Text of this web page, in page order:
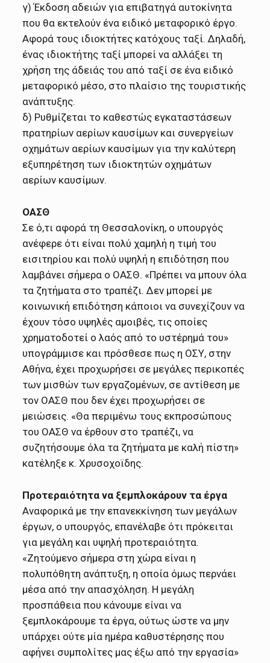
γ) Έκδοση αδειών για επιβατηγά αυτοκίνητα
που θα εκτελούν ένα ειδικό μεταφορικό έργο.
Αφορά τους ιδιοκτήτες κατόχους ταξί. Δηλαδή,
ένας ιδιοκτήτης ταξί μπορεί να αλλάξει τη
χρήση της άδειάς του από ταξί σε ένα ειδικό
μεταφορικό μέσο, στο πλαίσιο της τουριστικής
ανάπτυξης.
δ) Ρυθμίζεται το καθεστώς εγκαταστάσεων
πρατηρίων αερίων καυσίμων και συνεργείων
οχημάτων αερίων καυσίμων για την καλύτερη
εξυπηρέτηση των ιδιοκτητών οχημάτων
αερίων καυσίμων.
ΟΑΣΘ
Σε ό,τι αφορά τη Θεσσαλονίκη, ο υπουργός
ανέφερε ότι είναι πολύ χαμηλή η τιμή του
εισιτηρίου και πολύ υψηλή η επιδότηση που
λαμβάνει σήμερα ο ΟΑΣΘ. «Πρέπει να μπουν όλα
τα ζητήματα στο τραπέζι. Δεν μπορεί με
κοινωνική επιδότηση κάποιοι να συνεχίζουν να
έχουν τόσο υψηλές αμοιβές, τις οποίες
χρηματοδοτεί ο λαός από το υστέρημά του»
υπογράμμισε και πρόσθεσε πως η ΟΣΥ, στην
Αθήνα, έχει προχωρήσει σε μεγάλες περικοπές
των μισθών των εργαζομένων, σε αντίθεση με
τον ΟΑΣΘ που δεν έχει προχωρήσει σε
μειώσεις. «Θα περιμένω τους εκπροσώπους
του ΟΑΣΘ να έρθουν στο τραπέζι, να
συζητήσουμε όλα τα ζητήματα με καλή πίστη»
κατέληξε κ. Χρυσοχοϊδης.
Προτεραιότητα να ξεμπλοκάρουν τα έργα
Αναφορικά με την επανεκκίνηση των μεγάλων
έργων, ο υπουργός, επανέλαβε ότι πρόκειται
για μεγάλη και υψηλή προτεραιότητα.
«Ζητούμενο σήμερα στη χώρα είναι η
πολυπόθητη ανάπτυξη, η οποία όμως περνάει
μέσα από την απασχόληση. Η μεγάλη
προσπάθεια που κάνουμε είναι να
ξεμπλοκάρουμε τα έργα, ούτως ώστε να μην
υπάρχει ούτε μία ημέρα καθυστέρησης που
αφήνει συμπολίτες μας έξω από την εργασία»